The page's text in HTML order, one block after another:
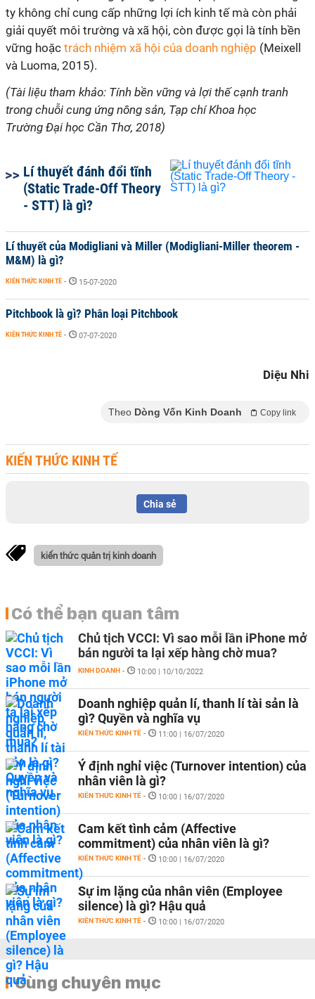
ty không chỉ cung cấp những lợi ích kinh tế mà còn phải
giải quyết môi trường và xã hội, còn được gọi là tính bền
vững hoặc trách nhiệm xã hội của doanh nghiệp (Meixell
và Luoma, 2015).
(Tài liệu tham khảo: Tính bền vững và lợi thế cạnh tranh
trong chuỗi cung ứng nông sản, Tạp chí Khoa học
Trường Đại học Cần Thơ, 2018)
Lí thuyết đánh đổi tĩnh
(Static Trade-Off Theory
- STT) là gì?
Lí thuyết của Modigliani và Miller (Modigliani-Miller theorem -
M&M) là gì?
KIẾN THỨC KINH TẾ - 15-07-2020
Pitchbook là gì? Phân loại Pitchbook
KIẾN THỨC KINH TẾ - 07-07-2020
Diệu Nhi
Theo Dòng Vốn Kinh Doanh Copy link
KIẾN THỨC KINH TẾ
Chia sẻ
kiến thức quản trị kinh doanh
Có thể bạn quan tâm
Chủ tịch VCCI: Vì sao mỗi lần iPhone mở
bán người ta lại xếp hàng chờ mua?
KINH DOANH - 10:00 | 10/10/2022
Doanh nghiệp quản lí, thanh lí tài sản là
gì? Quyền và nghĩa vụ
KIẾN THỨC KINH TẾ - 11:00 | 16/07/2020
Ý định nghỉ việc (Turnover intention) của
nhân viên là gì?
KIẾN THỨC KINH TẾ - 10:00 | 16/07/2020
Cam kết tình cảm (Affective
commitment) của nhân viên là gì?
KIẾN THỨC KINH TẾ - 10:00 | 16/07/2020
Sự im lặng của nhân viên (Employee
silence) là gì? Hậu quả
KIẾN THỨC KINH TẾ - 10:00 | 16/07/2020
Cùng chuyên mục